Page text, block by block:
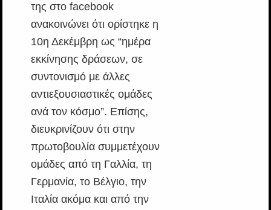
της στο facebook
ανακοινώνει ότι ορίστηκε η
10η Δεκέμβρη ως “ημέρα
εκκίνησης δράσεων, σε
συντονισμό με άλλες
αντιεξουσιαστικές ομάδες
ανά τον κόσμο”. Επίσης,
διευκρινίζουν ότι στην
πρωτοβουλία συμμετέχουν
ομάδες από τη Γαλλία, τη
Γερμανία, το Βέλγιο, την
Ιταλία ακόμα και από την